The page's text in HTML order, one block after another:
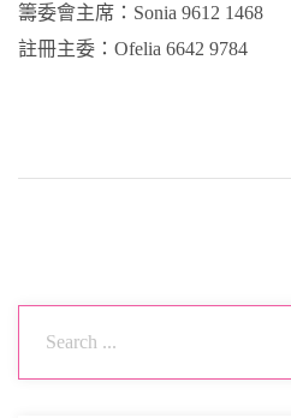
籌委會主席：Sonia 9612 1468
註冊主委：Ofelia 6642 9784